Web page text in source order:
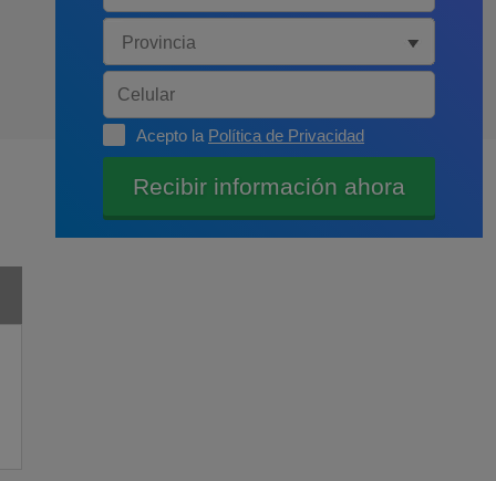
Acepto la Política de Privacidad